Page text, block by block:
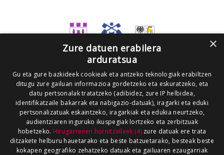
×
Zure datuen erabilera
arduratsua
Gu eta gure bazkideek cookieak eta antzeko teknologiak erabiltzen
ditugu zure gailuan informazioa gordetzeko eta eskuratzeko, eta
datu pertsonalak tratatzeko (adibidez, zure IP helbidea,
identifikatzaile bakarrak eta nabigazio-datuak), iragarki eta eduki
pertsonalizatuak eskaintzeko, iragarkiak eta edukia neurtzeko,
audientziaren inguruko ikuspegiak lortzeko eta zerbitzuak
hobetzeko. Hirugarrenen hornitzaileek (4)zure datuak ere trata
ditzakete helburu hauetarako eta beste batzuetarako, besteak beste
kokapen geografiko zehatzeko datuak eta gailuaren ezaugarriak